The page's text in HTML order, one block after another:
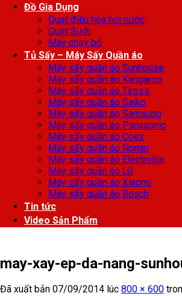
Đồ Gia Dụng
Quạt điều hòa hơi nước
Quạt Sưởi
Máy chạy bộ
Tủ Sấy – Máy Sấy Quần áo
Máy sấy quần áo Sunhouse
Máy sấy quần áo Kangaroo
Máy sấy quần áo Tiross
Máy sấy quần áo Saiko
Máy sấy quần áo Samsung
Máy sấy quần áo Panasonic
Máy sấy quần áo Coex
Máy sấy quần áo Nonan
Máy sấy quần áo Electrolux
Máy sấy quần áo LG
Máy sấy quần áo Xiaomi
Máy sấy quần áo Bosch
Tin tức
Video Sản Phẩm
may-xay-ep-da-nang-
Đã xuất bản 07/09/2014 lúc 800 × 600